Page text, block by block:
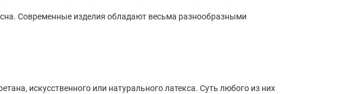
Современные изделия обладают весьма разнообразными
искусственного или натурального латекса. Суть любого из них